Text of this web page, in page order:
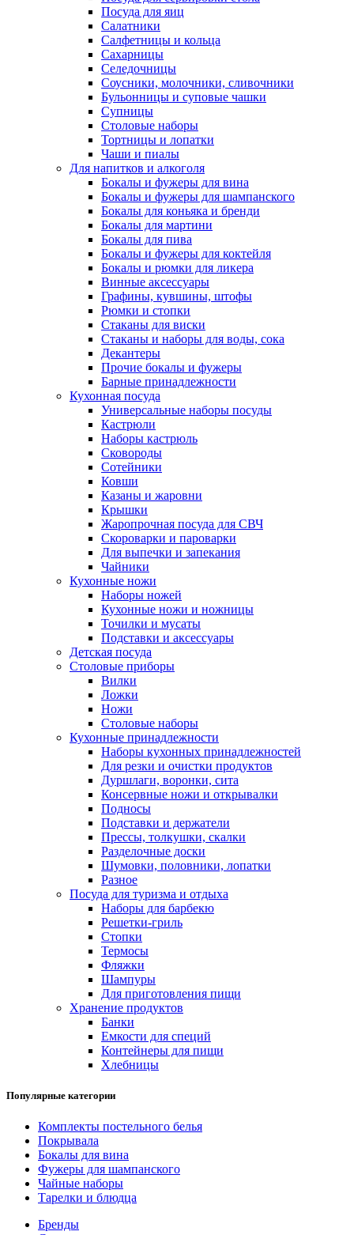
Посуда для яиц
Салатники
Салфетницы и кольца
Сахарницы
Селедочницы
Соусники, молочники, сливочники
Бульонницы и суповые чашки
Супницы
Столовые наборы
Тортницы и лопатки
Чаши и пиалы
Для напитков и алкоголя
Бокалы и фужеры для вина
Бокалы и фужеры для шампанского
Бокалы для коньяка и бренди
Бокалы для мартини
Бокалы для пива
Бокалы и фужеры для коктейля
Бокалы и рюмки для ликера
Винные аксессуары
Графины, кувшины, штофы
Рюмки и стопки
Стаканы для виски
Стаканы и наборы для воды, сока
Декантеры
Прочие бокалы и фужеры
Барные принадлежности
Кухонная посуда
Универсальные наборы посуды
Кастрюли
Наборы кастрюль
Сковороды
Сотейники
Ковши
Казаны и жаровни
Крышки
Жаропрочная посуда для СВЧ
Скороварки и пароварки
Для выпечки и запекания
Чайники
Кухонные ножи
Наборы ножей
Кухонные ножи и ножницы
Точилки и мусаты
Подставки и аксессуары
Детская посуда
Столовые приборы
Вилки
Ложки
Ножи
Столовые наборы
Кухонные принадлежности
Наборы кухонных принадлежностей
Для резки и очистки продуктов
Дуршлаги, воронки, сита
Консервные ножи и открывалки
Подносы
Подставки и держатели
Прессы, толкушки, скалки
Разделочные доски
Шумовки, половники, лопатки
Разное
Посуда для туризма и отдыха
Наборы для барбекю
Решетки-гриль
Стопки
Термосы
Фляжки
Шампуры
Для приготовления пищи
Хранение продуктов
Банки
Емкости для специй
Контейнеры для пищи
Хлебницы
Популярные категории
Комплекты постельного белья
Покрывала
Бокалы для вина
Фужеры для шампанского
Чайные наборы
Тарелки и блюдца
Бренды